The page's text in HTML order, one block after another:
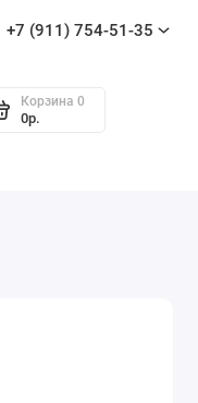
+7 (911) 754-51-35
Корзина 0
0р.